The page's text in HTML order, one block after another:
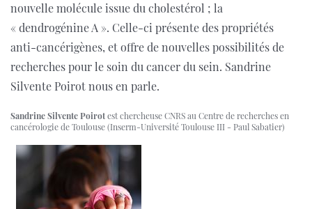
nouvelle molécule issue du cholestérol ; la
« dendrogénine A ». Celle-ci présente des propriétés
anti-cancérigènes, et offre de nouvelles possibilités de
recherches pour le soin du cancer du sein. Sandrine
Silvente Poirot nous en parle.
Sandrine Silvente Poirotest chercheuse CNRS au Centre de recherches en
cancérologie de Toulouse (Inserm-Université Toulouse III - Paul Sabatier)